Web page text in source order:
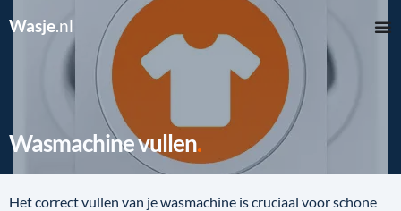
Wasje.nl
Wasmachine vullen
Het correct vullen van je wasmachine is cruciaal voor schone